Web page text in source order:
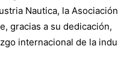
Nautica, la Asociación
gracias a su dedicación,
internacional de la